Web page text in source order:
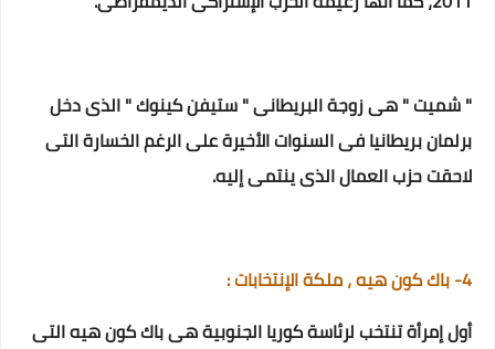
" شميت " هى زوجة البريطانى " ستيفن كينوك " الذى دخل
برلمان بريطانيا فى السنوات الأخيرة على الرغم الخسارة التى
لاحقت حزب العمال الذى ينتمى إليه.
4- باك كون هيه ، ملكة الإنتخابات :
أول إمرأة تنتخب لرئاسة كوريا الجنوبية هى باك كون هيه التى